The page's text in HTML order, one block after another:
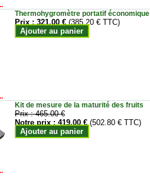
Thermohygromètre portatif économique
Prix :321.00 € (385.20 € TTC)
Ajouter au panier
Kit de mesure de la maturité des fruits
Prix :465.00 €
Notre prix :419.00 € (502.80 € TTC)
Ajouter au panier